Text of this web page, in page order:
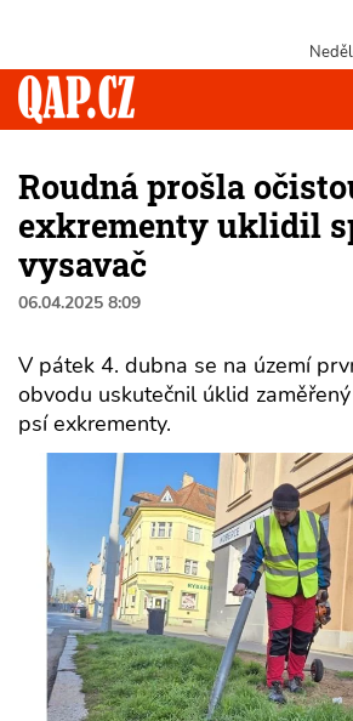
Roudná prošla
exkrementy uklidil
vysavač
06.04.2025 8:09
V pátek 4. dubna se na území
obvodu uskutečnil úklid
psí exkrementy.